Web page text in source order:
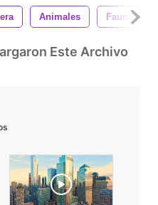
Animales Fauna
Este Archivo